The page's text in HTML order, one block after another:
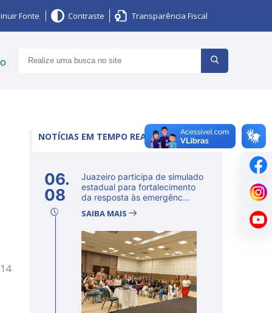
Fonte Contraste Transparência Fiscal
NOTÍCIAS EM TEMPO REAL
06.
08
Juazeiro participa de simulado
estadual para fortalecimento
da resposta às emergênc...
SAIBA MAIS